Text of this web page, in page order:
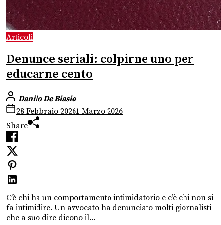
Articoli
Denunce seriali: colpirne uno per
educarne cento
Danilo De Biasio
28 Febbraio 20261 Marzo 2026
Share
C’è chi ha un comportamento intimidatorio e c’è chi non si
fa intimidire. Un avvocato ha denunciato molti giornalisti
che a suo dire dicono il...